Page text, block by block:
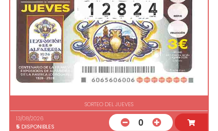
SORTEO DEL JUEVES
13/08/2026
5 DISPONIBLES 0